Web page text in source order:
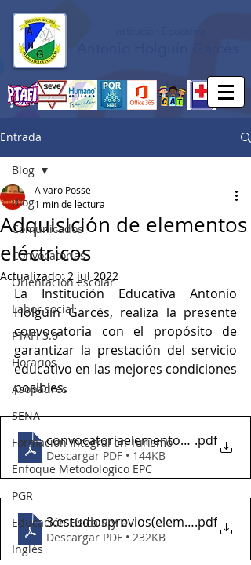
Entrada
Blog
Comunicados
Convocatorias
Orientación escolar
Labor social
PTAFI 3.0
Horarios
Asopadres
SENA
Formación Integral en Turismo
Enfoque Metodologico EPC
PGR
Educación Física R y D
Inglés
Blog
Adquisición de elementos
eléctricos
Alvaro Posse
1 min de lectura
Actualizado:2 jul 2022
La Institución Educativa Antonio
Holguín Garcés, realiza la presente
convocatoria con el propósito de
garantizar la prestación del servicio
educativo en las mejores condiciones
posibles.
.pdf
Descargar PDF • 144KB
3.estudiosprevios(elementos
.pdf
Descargar PDF • 232KB